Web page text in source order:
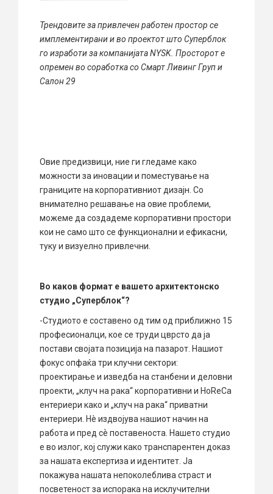
Трендовите за привлечен работен простор се
имплементирани и во проектот што Суперблок
го изработи за компанијата NYSK. Просторот е
опремен во соработка со Смарт Ливинг Груп и
Салон 29
Овие предизвици, ние ги гледаме како
можности за иновации и поместување на
границите на корпоративниот дизајн. Со
внимателно решавање на овие проблеми,
можеме да создадеме корпоративни простори
кои не само што се функционални и ефикасни,
туку и визуелно привлечни.
Во каков формат е вашето архитектонско
студио „Суперблок“?
-Студиото е составено од тим од приближно 15
професионалци, кое се труди цврсто да ја
постави својата позиција на пазарот. Нашиот
фокус опфаќа три клучни сектори:
проектирање и изведба на станбени и деловни
проекти, „клуч на рака“ корпоративни и HoReCa
ентериери како и „клуч на рака“ приватни
ентериери. Нè издвојува нашиот начин на
работа и пред сѐ поставеноста. Нашето студио
е во излог, кој служи како транспарентен доказ
за нашата експертиза и идентитет. Ја
покажува нашата непоколеблива страст и
посветеност за испорака на исклучителни